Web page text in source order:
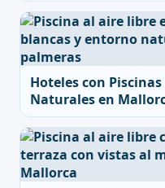
Hoteles con
Naturales en